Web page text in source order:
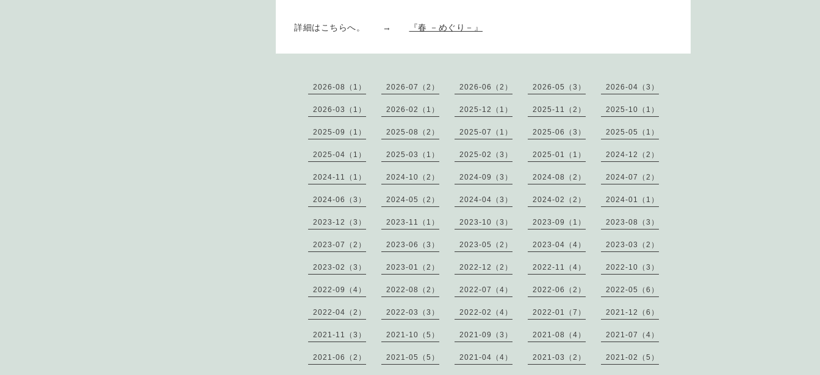
詳細はこちらへ。 → 『春 －めぐり－』
2026-08（1） 2026-07（2） 2026-06（2） 2026-05（3） 2026-04（3）
2026-03（1） 2026-02（1） 2025-12（1） 2025-11（2） 2025-10（1）
2025-09（1） 2025-08（2） 2025-07（1） 2025-06（3） 2025-05（1）
2025-04（1） 2025-03（1） 2025-02（3） 2025-01（1） 2024-12（2）
2024-11（1） 2024-10（2） 2024-09（3） 2024-08（2） 2024-07（2）
2024-06（3） 2024-05（2） 2024-04（3） 2024-02（2） 2024-01（1）
2023-12（3） 2023-11（1） 2023-10（3） 2023-09（1） 2023-08（3）
2023-07（2） 2023-06（3） 2023-05（2） 2023-04（4） 2023-03（2）
2023-02（3） 2023-01（2） 2022-12（2） 2022-11（4） 2022-10（3）
2022-09（4） 2022-08（2） 2022-07（4） 2022-06（2） 2022-05（6）
2022-04（2） 2022-03（3） 2022-02（4） 2022-01（7） 2021-12（6）
2021-11（3） 2021-10（5） 2021-09（3） 2021-08（4） 2021-07（4）
2021-06（2） 2021-05（5） 2021-04（4） 2021-03（2） 2021-02（5）